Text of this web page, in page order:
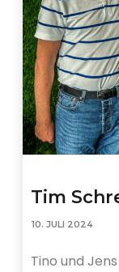
Tim
10. JULI 2024
Tino und